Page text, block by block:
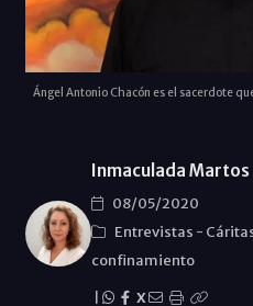
Ángel Antonio Chacón es el sacerdote
Inmaculada Martos
08/05/2020
Entrevistas -
confinamiento
X